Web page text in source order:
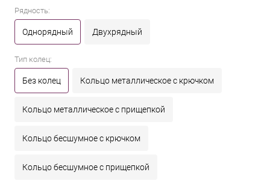
Рядность:
Однорядный Двухрядный
Тип колец:
Без колец Кольцо металлическое с крючком
Кольцо металлическое с прищепкой
Кольцо бесшумное с крючком
Кольцо бесшумное с прищепкой